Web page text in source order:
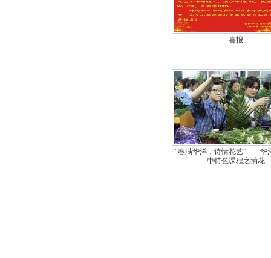
喜报
“春满华洋，诗情花艺”——华
中特色课程之插花